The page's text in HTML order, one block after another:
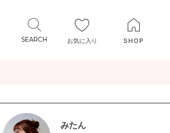
お気に入り SHOP
みたん